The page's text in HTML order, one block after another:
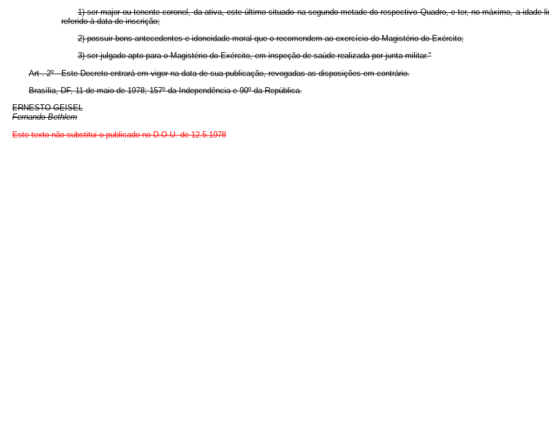
1) ser major ou tenente-coronel, da ativa, este último situado na segundo metade do respectivo Quadro, e ter, no máximo, a idade
referido à data de inscrição;
2) possuir bons antecedentes e idoneidade moral que o recomendem ao exercício do Magistério do Exército;
3) ser julgado apto para o Magistério do Exército, em inspeção de saúde realizada por junta militar."
Art . 2º - Este Decreto entrará em vigor na data de sua publicação, revogadas as disposições em contrário.
Brasília, DF, 11 de maio de 1978; 157º da Independência e 90º da República.
ERNESTO GEISEL
Fernando Bethlem
Este texto não substitui o publicado no D.O.U. de 12.5.1978